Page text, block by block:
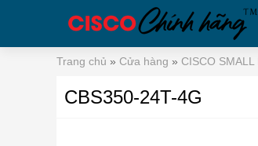
Trang chủ » Cửa hàng » CISCO SMALL
CBS350-24T-4G